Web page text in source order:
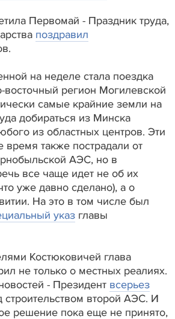
Первомай - Праздник труда,
поздравил
на неделе стала поездка
восточный регион Могилевской
самые крайние земли на
добираться из Минска
из областных центров. Эти
время также пострадали от
АЭС, но в
все чаще идет не об их
уже давно сделано), а о
На это в том числе был
указ главы
Костюковичей глава
не только о местных реалиях.
- Президент всерьез
строительством второй АЭС. И
решение пока еще не принято,